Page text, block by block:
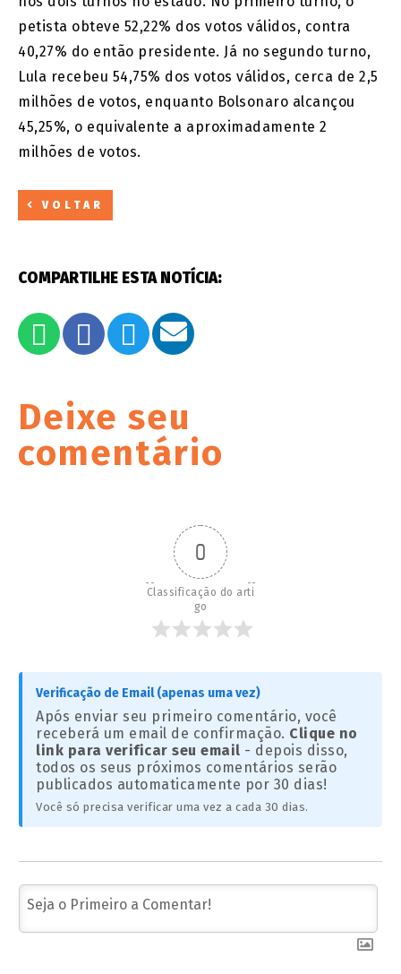
petista obteve 52,22% dos votos válidos, contra
40,27% do então presidente. Já no segundo turno,
Lula recebeu 54,75% dos votos válidos, cerca de 2,5
milhões de votos, enquanto Bolsonaro alcançou
45,25%, o equivalente a aproximadamente 2
milhões de votos.
VOLTAR
COMPARTILHE ESTA NOTÍCIA:
Deixe seu
comentário
0
Classificação do arti
go
Verificação de Email (apenas uma vez)
Após enviar seu primeiro comentário, você
receberá um email de confirmação. Clique no
link para verificar seu email - depois disso,
todos os seus próximos comentários serão
publicados automaticamente por 30 dias!
Você só precisa verificar uma vez a cada 30 dias.